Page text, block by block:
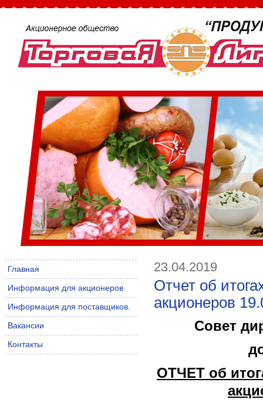
Главная
Информация для акционеров
Информация для поставщиков.
Вакансии
Контакты
23.04.2019
Отчет об
акционеров
Совет
ОТЧЕТ об